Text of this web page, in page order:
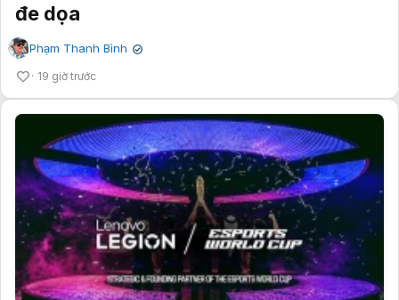
đe dọa
Phạm Thanh Bình ✔
19 giờ trước